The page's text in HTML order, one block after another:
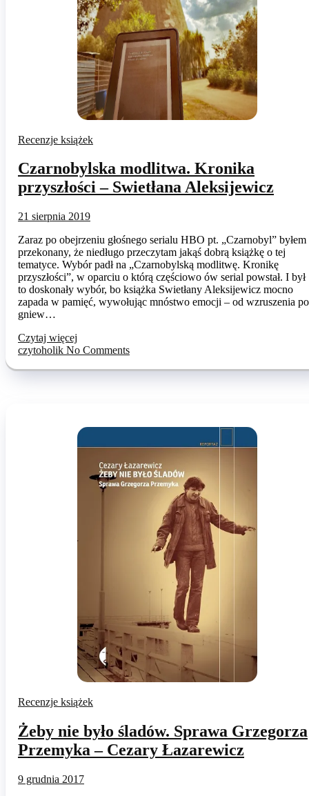
Recenzje książek
Czarnobylska modlitwa. Kronika
przyszłości – Swietłana Aleksijewicz
21 sierpnia 2019
Zaraz po obejrzeniu głośnego serialu HBO pt. „Czarnobyl” byłem
przekonany, że niedługo przeczytam jakąś dobrą książkę o tej
tematyce. Wybór padł na „Czarnobylską modlitwę. Kronikę
przyszłości”, w oparciu o którą częściowo ów serial powstał. I był
to doskonały wybór, bo książka Swietłany Aleksijewicz mocno
zapada w pamięć, wywołując mnóstwo emocji – od wzruszenia po
gniew…
Czytaj więcej
czytoholik No Comments
Recenzje książek
Żeby nie było śladów. Sprawa Grzegorza
Przemyka – Cezary Łazarewicz
9 grudnia 2017